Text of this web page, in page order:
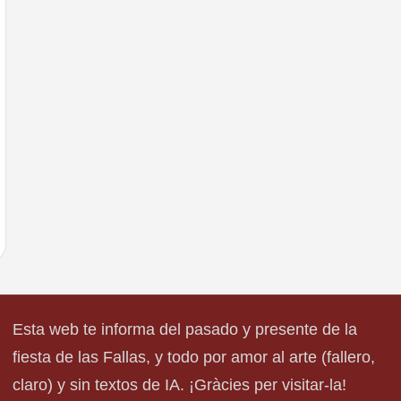
Esta web te informa del pasado y presente de la
fiesta de las Fallas, y todo por amor al arte (fallero,
claro) y sin textos de IA. ¡Gràcies per visitar-la!